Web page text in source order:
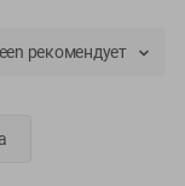
рекомендует